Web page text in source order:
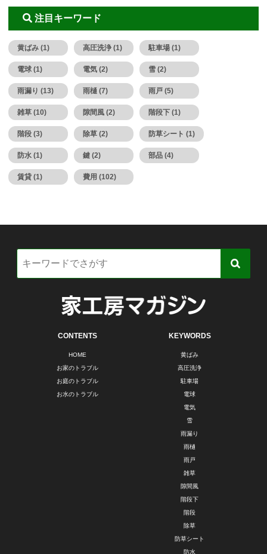
注目キーワード
黄ばみ (1) 高圧洗浄 (1) 駐車場 (1)
電球 (1) 電気 (2) 雪 (2)
雨漏り (13) 雨樋 (7) 雨戸 (5)
雑草 (10) 隙間風 (2) 階段下 (1)
階段 (3) 除草 (2) 防草シート (1)
防水 (1) 鍵 (2) 部品 (4)
賃貸 (1) 費用 (102)
CONTENTS
HOME
お家のトラブル
お庭のトラブル
お水のトラブル
KEYWORDS
黄ばみ
高圧洗浄
駐車場
電球
電気
雪
雨漏り
雨樋
雨戸
雑草
隙間風
階段下
階段
除草
防草シート
防水